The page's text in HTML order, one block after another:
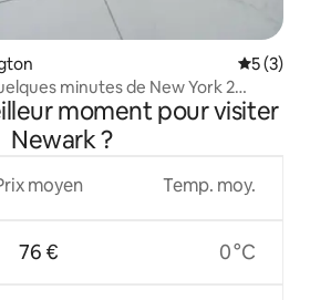
5 (3)
minutes de New York 2
bain
moment pour visiter
Newark ?
moyen
76 €
Temp. moy.
0 °C